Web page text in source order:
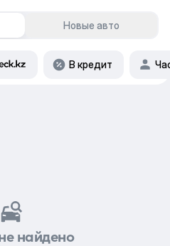
Новые авто
В кредит
найдено